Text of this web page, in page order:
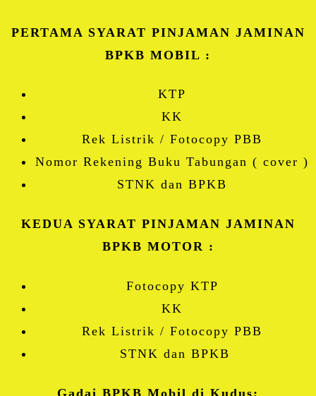
PERTAMA SYARAT PINJAMAN JAMINAN
BPKB MOBIL :
KTP
KK
Rek Listrik / Fotocopy PBB
Nomor Rekening Buku Tabungan ( cover )
STNK dan BPKB
KEDUA SYARAT PINJAMAN JAMINAN
BPKB MOTOR :
Fotocopy KTP
KK
Rek Listrik / Fotocopy PBB
STNK dan BPKB